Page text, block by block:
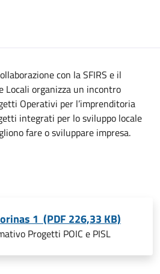
con la SFIRS e il
Locali organizza un incontro
Operativi per l’imprenditoria
integrati per lo sviluppo locale
fare o sviluppare impresa.
1 (PDF 226,33 KB)
Progetti POIC e PISL